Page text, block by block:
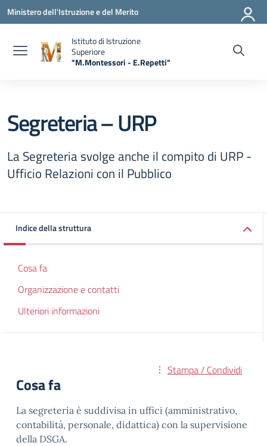
Vai ai contenuti
Vai al menu di navigazione
Vai al footer
Ministero dell'Istruzione e del Merito
Istituto di Istruzione
Superiore
"M.Montessori - E.Repetti"
Segreteria – URP
La Segreteria svolge anche il compito di URP -
Ufficio Relazioni con il Pubblico
Indice della struttura
Cosa fa
Organizzazione e contatti
Ulteriori informazioni
Stampa / Condividi
Cosa fa
La segreteria è suddivisa in uffici (amministrativo,
contabilità, personale, didattica) con la supervisione
della DSGA.